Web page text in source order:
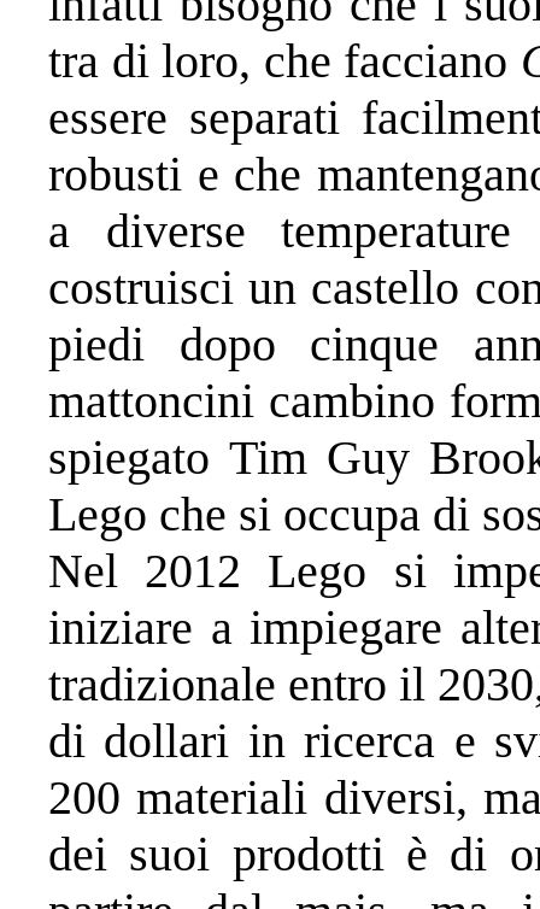
tra di loro, che facciano
essere separati
robusti e che
a diverse
costruisci un castello
piedi dopo cinque
mattoncini cambino
spiegato Tim Guy
Lego che si occupa di
Nel 2012 Lego si
iniziare a impiegare
tradizionale entro il
di dollari in ricerca e
200 materiali diversi,
dei suoi prodotti è di